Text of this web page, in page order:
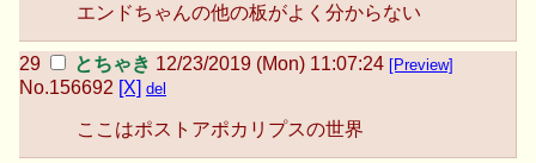
エンドちゃんの他の板がよく分からない
とちゃき 12/23/2019 (Mon) 11:07:24 [Preview]
No.156692 [X] del
ここはポストアポカリプスの世界